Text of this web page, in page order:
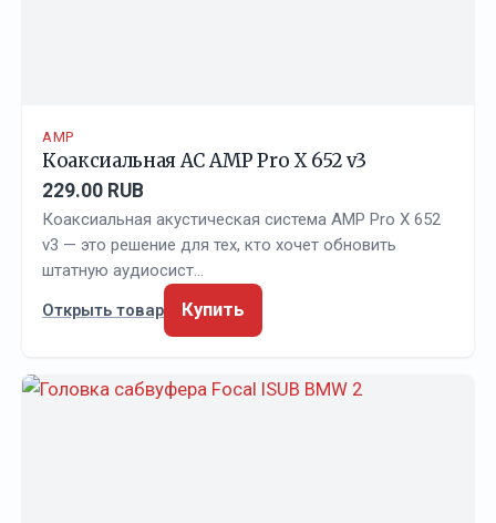
AMP
Коаксиальная АС AMP Pro X 652 v3
229.00 RUB
Коаксиальная акустическая система AMP Pro X 652
v3 — это решение для тех, кто хочет обновить
штатную аудиосист…
Открыть товар
Купить